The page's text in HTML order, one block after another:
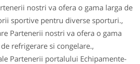
nostri va ofera o gama larga de
sportive pentru diverse sporturi.,
Partenerii nostri va ofera o gama
refrigerare si congelare.,
Partenerii portalului Echipamente-